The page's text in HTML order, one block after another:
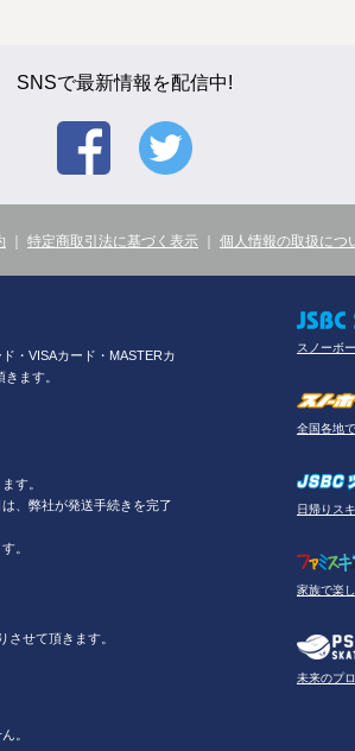
SNSで最新情報を配信中!
特定商取引法に基づく表示 個人情報の取扱につ
スノーボ
全国各地
日帰りス
家族で楽
未来のプ
・VISAカード・MASTERカ
ます。
す。
、弊社が発送手続きを完了
。
せて頂きます。
。